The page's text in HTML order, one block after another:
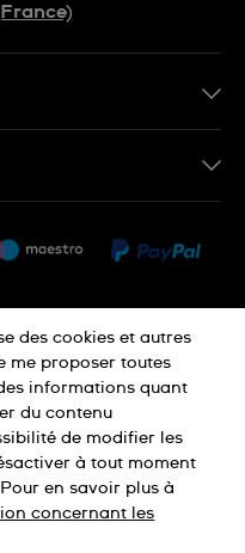
Mentions légales
des cookies et autres
me proposer toutes
informations quant
du contenu
de modifier les
à tout moment
en savoir plus à
concernant les